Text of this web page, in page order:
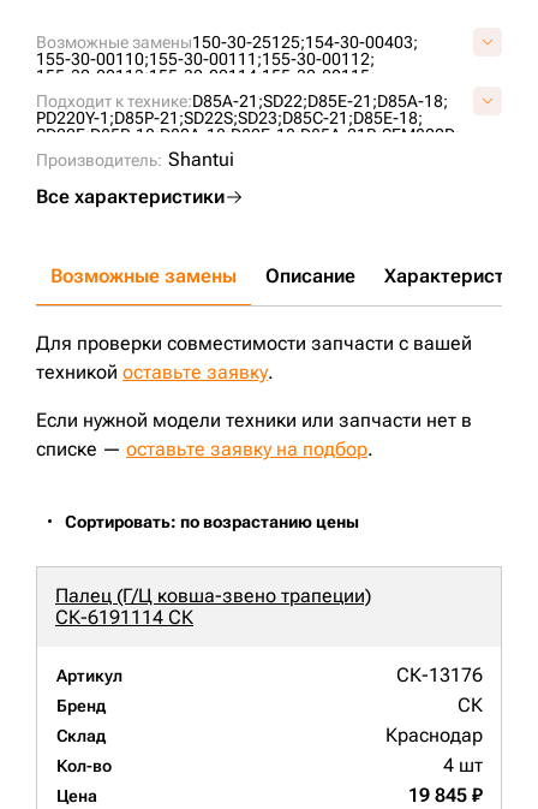
Возможные замены150-30-25125;154-30-00403;
155-30-00110;155-30-00111;155-30-00112;
155-30-00113;155-30-00114;155-30-00115;
155-30-00116;
155-30-00117; 155-30-00118;
155-30-00118-3;155-30-00118-SS;155-30-00250;
155-30-00250-6;155-30-00341;2-2290;B40850A0M00;
VKM353V;ZZ1553000250;
Подходит к технике:D85A-21;SD22;D85E-21;D85A-18;
PD220Y-1;D85P-21;SD22S;SD23;D85C-21;D85E-18;
SD22F;D85P-18;D80A-18;D80F-18;D85A-21B;SEM822D;
TY230;
CLG B230R;
Производитель: Shantui
Все характеристики
Возможные замены Описание Характеристики
Для проверки совместимости запчасти с вашей
техникой оставьте заявку.
Если нужной модели техники или запчасти нет в
списке — оставьте заявку на подбор.
Сортировать: по возрастанию цены
Палец (Г/Ц ковша-звено трапеции)
СК-6191114 СК
Артикул СК-13176
Бренд СК
Склад Краснодар
Кол-во 4 шт
Цена 19 845 ₽